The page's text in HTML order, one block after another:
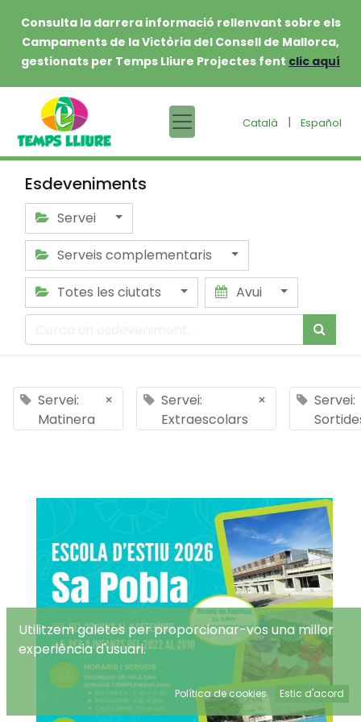
Consulta la darrera informació rellenvant sobre els
Campaments de la Victòria del Consell de Mallorca,
gestionats per Temps Lliure Projectes fent clic aquí
Català | Español
Esdeveniments
Servei
Serveis complementaris
Totes les ciutats
Avui
Servei:
Matinera
×
Servei:
Extraescolars
×
Servei:
Utilitzem galetes per proporcionar-vos una millor
experiència d'usuari.
Política de cookies Estic d'acord